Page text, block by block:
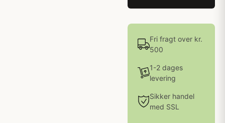
Fri fragt over kr.
500
1-2 dages
levering
Sikker handel
med SSL